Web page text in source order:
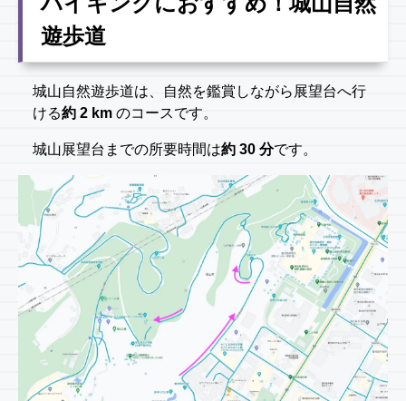
遊歩道
城山自然遊歩道は、自然を鑑賞しながら展望台へ行
ける約 2 km のコースです。
城山展望台までの所要時間は約 30 分です。